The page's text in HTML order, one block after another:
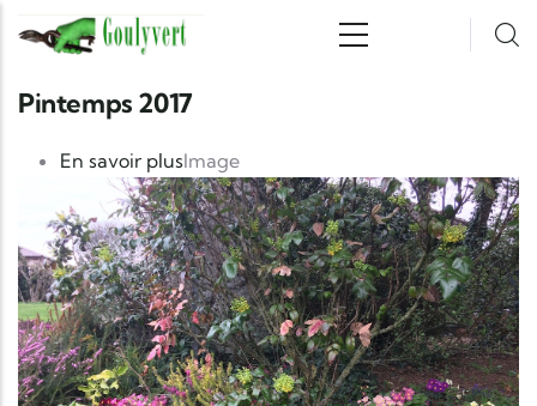
Aller au contenu principal
Pintemps 2017
En savoir plussur Pintemps 2017
Image